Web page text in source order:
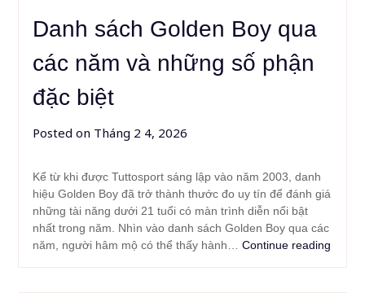
Danh sách Golden Boy qua
các năm và những số phận
đặc biệt
Posted on Tháng 2 4, 2026
Kể từ khi được Tuttosport sáng lập vào năm 2003, danh
hiệu Golden Boy đã trở thành thước đo uy tín để đánh giá
những tài năng dưới 21 tuổi có màn trình diễn nổi bật
nhất trong năm. Nhìn vào danh sách Golden Boy qua các
năm, người hâm mộ có thể thấy hành… Continue reading